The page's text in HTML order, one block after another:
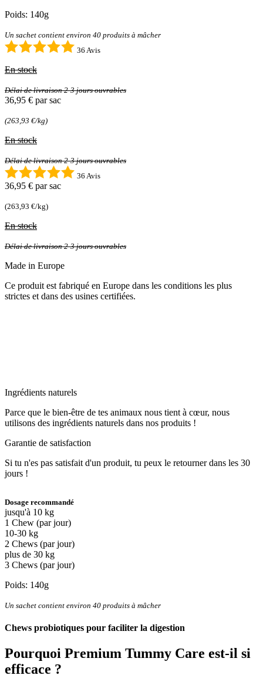
Poids: 140g
Un sachet contient environ 40 produits à mâcher
36 Avis
En stock
Délai de livraison 2-3 jours ouvrables
36,95 € par sac
(263,93 €/kg)
En stock
Délai de livraison 2-3 jours ouvrables
36 Avis
36,95 € par sac
(263,93 €/kg)
En stock
Délai de livraison 2-3 jours ouvrables
Made in Europe
Ce produit est fabriqué en Europe dans les conditions les plus
strictes et dans des usines certifiées.
Ingrédients naturels
Parce que le bien-être de tes animaux nous tient à cœur, nous
utilisons des ingrédients naturels dans nos produits !
Garantie de satisfaction
Si tu n'es pas satisfait d'un produit, tu peux le retourner dans les 30
jours !
Dosage recommandé
jusqu'à 10 kg
1 Chew (par jour)
10-30 kg
2 Chews (par jour)
plus de 30 kg
3 Chews (par jour)
Poids: 140g
Un sachet contient environ 40 produits à mâcher
Chews probiotiques pour faciliter la digestion
Pourquoi Premium Tummy Care est-il si
efficace ?